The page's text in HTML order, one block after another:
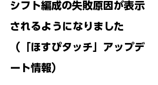
シフト編成の失敗原因が表示
されるようになりました
（「ほすぴタッチ」アップデ
ート情報）